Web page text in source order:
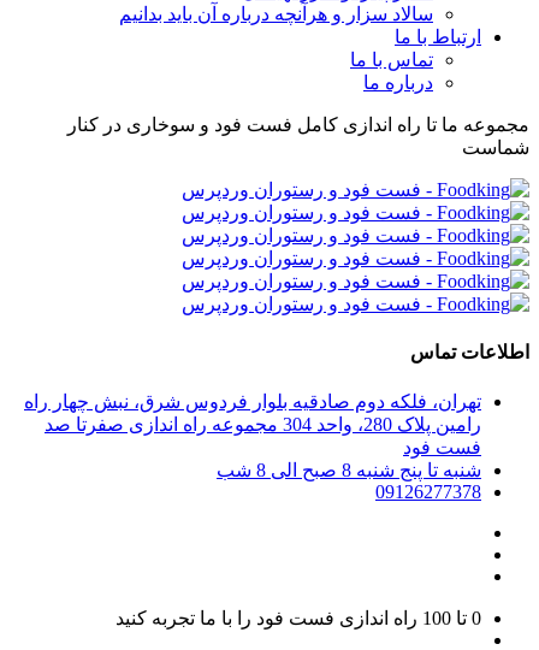
سالاد سزار و هرآنچه درباره آن باید بدانیم
ارتباط با ما
تماس با ما
درباره ما
مجموعه ما تا راه اندازی کامل فست فود و سوخاری در کنار
شماست
اطلاعات تماس
تهران، فلکه دوم صادقیه بلوار فردوس شرق، نبش چهار راه
رامین پلاک 280، واحد 304 مجموعه راه اندازی صفرتا صد
فست فود
شنبه تا پنج شنبه 8 صبح الی 8 شب
09126277378
0 تا 100 راه اندازی فست فود را با ما تجربه کنید